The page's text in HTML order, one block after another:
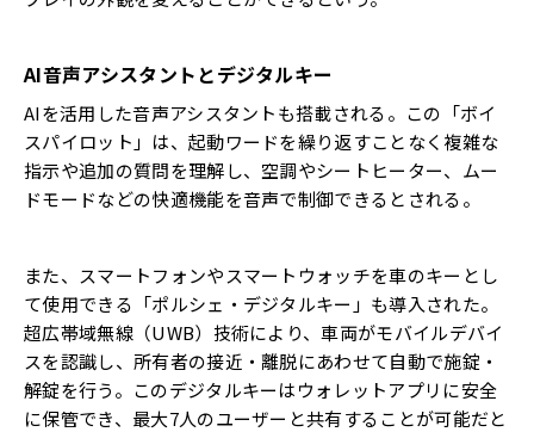
AI音声アシスタントとデジタルキー
AIを活用した音声アシスタントも搭載される。この「ボイ
スパイロット」は、起動ワードを繰り返すことなく複雑な
指示や追加の質問を理解し、空調やシートヒーター、ムー
ドモードなどの快適機能を音声で制御できるとされる。
また、スマートフォンやスマートウォッチを車のキーとし
て使用できる「ポルシェ・デジタルキー」も導入された。
超広帯域無線（UWB）技術により、車両がモバイルデバイ
スを認識し、所有者の接近・離脱にあわせて自動で施錠・
解錠を行う。このデジタルキーはウォレットアプリに安全
に保管でき、最大7人のユーザーと共有することが可能だと